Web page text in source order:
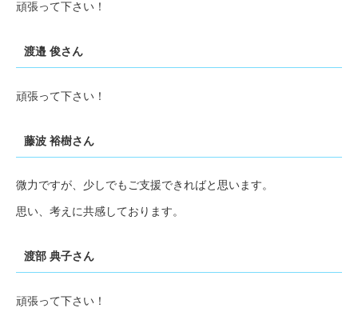
頑張って下さい！
渡邉 俊さん
頑張って下さい！
藤波 裕樹さん
微力ですが、少しでもご支援できればと思います。
思い、考えに共感しております。
渡部 典子さん
頑張って下さい！